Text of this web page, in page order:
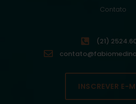
Contato
(21)
INSCREVER E-